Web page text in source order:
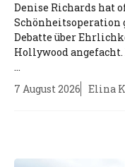
Denise Richards hat
Schönheitsoperation
Debatte über
Hollywood
...
7 August 2026
Elina